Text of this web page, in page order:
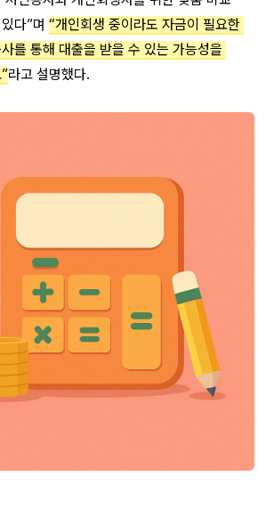
있다”며 “개인회생 중이라도 자금이 필요한
를 통해 대출을 받을 수 있는 가능성을
라고 설명했다.